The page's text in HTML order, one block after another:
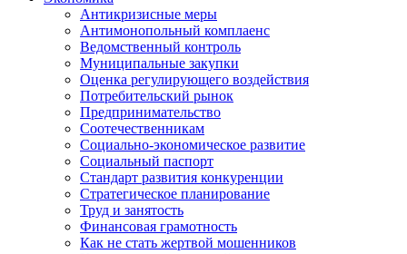
Антикризисные меры
Антимонопольный комплаенс
Ведомственный контроль
Муниципальные закупки
Оценка регулирующего воздействия
Потребительский рынок
Предпринимательство
Соотечественникам
Социально-экономическое развитие
Социальный паспорт
Стандарт развития конкуренции
Стратегическое планирование
Труд и занятость
Финансовая грамотность
Как не стать жертвой мошенников